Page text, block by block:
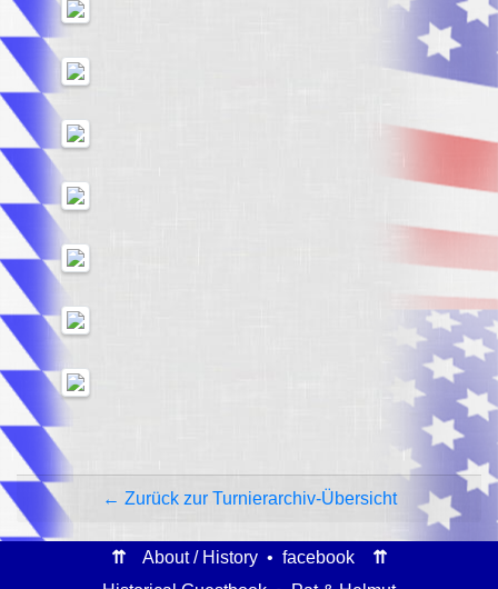
← Zurück zur Turnierarchiv-Übersicht
⇈ About / History • facebook
⇈